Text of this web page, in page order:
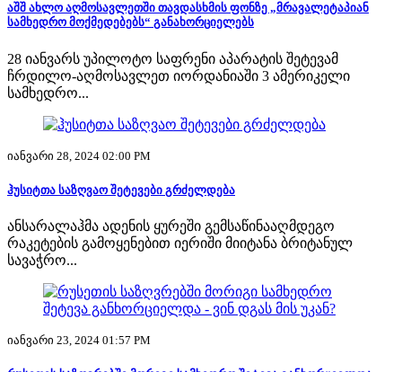
აშშ ახლო აღმოსავლეთში თავდასხმის ფონზე „მრავალეტაპიან
სამხედრო მოქმედებებს“ განახორციელებს
28 იანვარს უპილოტო საფრენი აპარატის შეტევამ
ჩრდილო-აღმოსავლეთ იორდანიაში 3 ამერიკელი
სამხედრო...
იანვარი 28, 2024 02:00 PM
ჰუსიტთა საზღვაო შეტევები გრძელდება
ანსარალაჰმა ადენის ყურეში გემსაწინააღმდეგო
რაკეტების გამოყენებით იერიში მიიტანა ბრიტანულ
სავაჭრო...
იანვარი 23, 2024 01:57 PM